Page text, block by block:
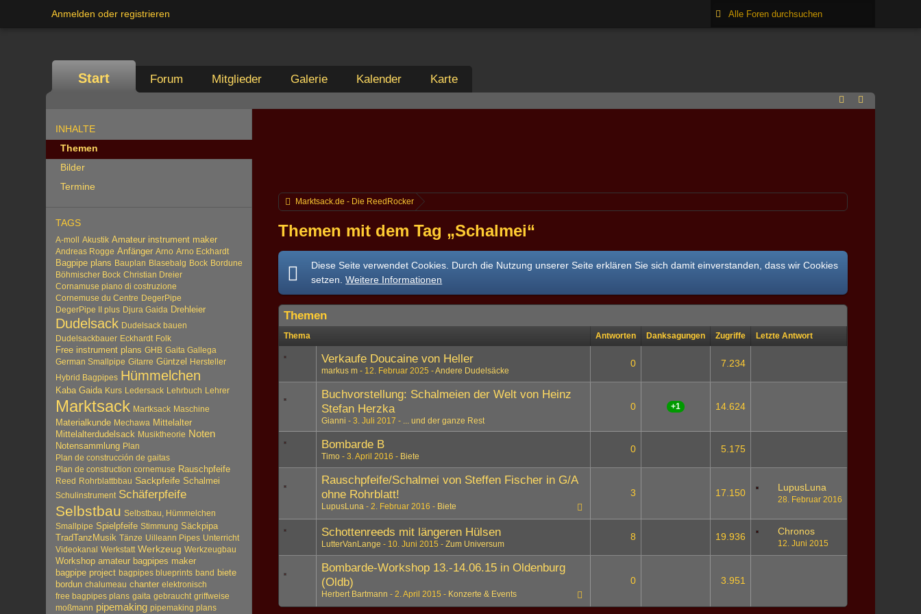
Anmelden oder registrieren
Start Forum Mitglieder Galerie Kalender Karte
INHALTE
Themen
Bilder
Termine
TAGS
A-moll Akustik Amateur instrument maker
Andreas Rogge Anfänger Arno Arno Eckhardt
Bagpipe plans Bauplan Blasebalg Bock Bordune
Böhmischer Bock Christian Dreier
Cornamuse piano di costruzione
Cornemuse du Centre DegerPipe
DegerPipe II plus Djura Gaida Drehleier
Dudelsack Dudelsack bauen
Dudelsackbauer Eckhardt Folk
Free instrument plans GHB Gaita Gallega
German Smallpipe Gitarre Güntzel
Hersteller
Hybrid Bagpipes Hümmelchen
Kaba Gaida Kurs Ledersack Lehrbuch Lehrer
Marktsack Martksack Maschine
Materialkunde Mechawa Mittelalter
Mittelalterdudelsack Musiktheorie Noten
Notensammlung Plan
Plan de construcción de gaitas
Plan de construction cornemuse Rauschpfeife
Reed Rohrblattbbau Sackpfeife Schalmei
Schulinstrument Schäferpfeife
Selbstbau Selbstbau, Hümmelchen
Smallpipe Spielpfeife Stimmung Säckpipa
TradTanzMusik Tänze Uilleann Pipes Unterricht
Videokanal Werkstatt Werkzeug Werkzeugbau
Workshop amateur bagpipes maker
bagpipe project bagpipes blueprints band biete
bordun chalumeau chanter elektronisch
free bagpipes plans gaita gebraucht griffweise
moßmann pipemaking pipemaking plans
Marktsack.de - Die ReedRocker
Themen mit dem Tag „Schalmei“
Diese Seite verwendet Cookies. Durch die Nutzung unserer Seite erklären Sie sich damit einverstanden, dass wir Cookies
setzen.Weitere Informationen
Themen
Thema Antworten Danksagungen Zugriffe Letzte Antwort
Verkaufe Doucaine von Heller
markus m 12. Februar 2025 Andere Dudelsäcke
0 7.234
Buchvorstellung: Schalmeien der Welt von Heinz
Stefan Herzka
Gianni 3. Juli 2017 ... und der ganze Rest
0 +1 14.624
Bombarde B
Timo 3. April 2016 Biete
0 5.175
Rauschpfeife/Schalmei von Steffen Fischer in G/A
ohne Rohrblatt!
LupusLuna 2. Februar 2016 Biete
3 17.150 LupusLuna
28. Februar 2016
Schottenreeds mit längeren Hülsen
LutterVanLange 10. Juni 2015 Zum Universum
8 19.936 Chronos
12. Juni 2015
Bombarde-Workshop 13.-14.06.15 in Oldenburg
(Oldb)
Herbert Bartmann 2. April 2015 Konzerte & Events
0 3.951